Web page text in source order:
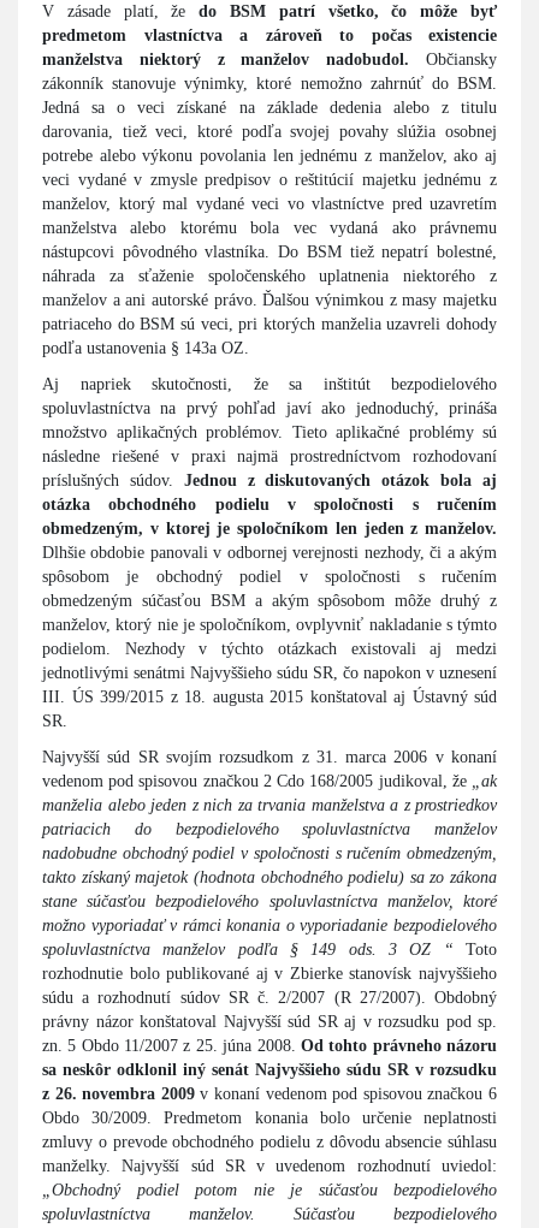
V zásade platí, žedo BSM patrí všetko, čo môže byť
predmetom vlastníctva a zároveň to počas existencie
manželstva niektorý z manželov nadobudol. Občiansky
zákonník stanovuje výnimky, ktoré nemožno zahrnúť do BSM.
Jedná sa o veci získané na základe dedenia alebo z titulu
darovania, tiež veci, ktoré podľa svojej povahy slúžia osobnej
potrebe alebo výkonu povolania len jednému z manželov, ako aj
veci vydané v zmysle predpisov o reštitúcií majetku jednému z
manželov, ktorý mal vydané veci vo vlastníctve pred uzavretím
manželstva alebo ktorému bola vec vydaná ako právnemu
nástupcovi pôvodného vlastníka. Do BSM tiež nepatrí bolestné,
náhrada za sťaženie spoločenského uplatnenia niektorého z
manželov a ani autorské právo. Ďalšou výnimkou z masy majetku
patriaceho do BSM sú veci, pri ktorých manželia uzavreli dohody
podľa ustanovenia § 143a OZ.
Aj napriek skutočnosti, že sa inštitút bezpodielového
spoluvlastníctva na prvý pohľad javí ako jednoduchý, prináša
množstvo aplikačných problémov. Tieto aplikačné problémy sú
následne riešené v praxi najmä prostredníctvom rozhodovaní
príslušných súdov. Jednou z diskutovaných otázok bola aj
otázka obchodného podielu v spoločnosti s ručením
obmedzeným, v ktorej je spoločníkom len jeden z manželov.
Dlhšie obdobie panovali v odbornej verejnosti nezhody, či a akým
spôsobom je obchodný podiel v spoločnosti s ručením
obmedzeným súčasťou BSM a akým spôsobom môže druhý z
manželov, ktorý nie je spoločníkom, ovplyvniť nakladanie s týmto
podielom. Nezhody v týchto otázkach existovali aj medzi
jednotlivými senátmi Najvyššieho súdu SR, čo napokon v uznesení
III. ÚS 399/2015 z 18. augusta 2015 konštatoval aj Ústavný súd
SR.
Najvyšší súd SR svojím rozsudkom z 31. marca 2006 v konaní
vedenom pod spisovou značkou 2 Cdo 168/2005 judikoval, že
„ak
manželia alebo jeden z nich za trvania manželstva a z prostriedkov
patriacich do bezpodielového spoluvlastníctva manželov
nadobudne obchodný podiel v spoločnosti s ručením obmedzeným,
takto získaný majetok (hodnota obchodného podielu) sa zo zákona
stane súčasťou bezpodielového spoluvlastníctva manželov, ktoré
možno vyporiadať v rámci konania o vyporiadanie bezpodielového
spoluvlastníctva manželov podľa § 149 ods. 3 OZ “ Toto
rozhodnutie bolo publikované aj v Zbierke stanovísk najvyššieho
súdu a rozhodnutí súdov SR č. 2/2007 (R 27/2007). Obdobný
právny názor konštatoval Najvyšší súd SR aj v rozsudku pod sp.
zn. 5 Obdo 11/2007 z 25. júna 2008. Od tohto právneho názoru
sa neskôr odklonil iný senát Najvyššieho súdu SR v rozsudku
z 26. novembra 2009v konaní vedenom pod spisovou značkou 6
Obdo 30/2009. Predmetom konania bolo určenie neplatnosti
zmluvy o prevode obchodného podielu z dôvodu absencie súhlasu
manželky. Najvyšší súd SR v uvedenom rozhodnutí uviedol:
„Obchodný podiel potom nie je súčasťou bezpodielového
spoluvlastníctva manželov. Súčasťou bezpodielového